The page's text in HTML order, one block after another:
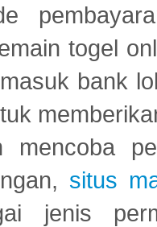
togel
bank
mencoba
situs
jenis